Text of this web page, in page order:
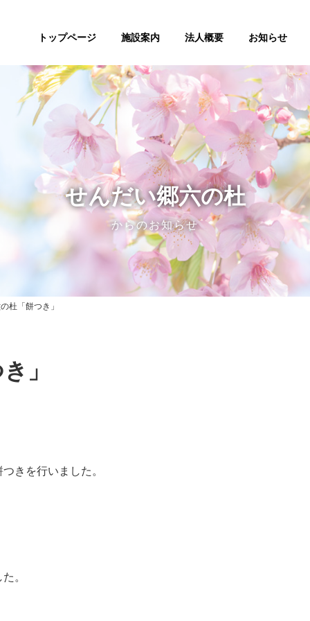
トップページ 施設案内 法人概要 お知らせ
せんだい郷六の杜
からのお知らせ
杜「餅つき」
」
きを行いました。
。